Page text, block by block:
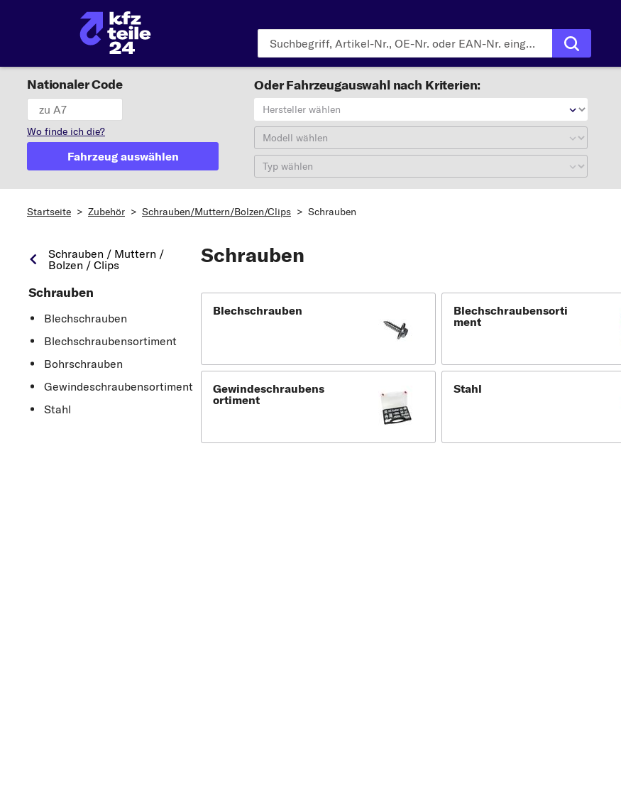
Nationaler Code
Wo finde ich die?
Fahrzeug auswählen
Oder Fahrzeugauswahl nach Kriterien:
Hersteller wählen
Modell wählen
Typ wählen
Startseite > Zubehör > Schrauben/Muttern/Bolzen/Clips > Schrauben
Schrauben / Muttern /
Bolzen / Clips
Schrauben
Blechschrauben
Blechschraubensortiment
Bohrschrauben
Gewindeschraubensortiment
Stahl
Schrauben
Blechschrauben
Blechschraubensorti
ment
Gewindeschraubens
ortiment
Stahl